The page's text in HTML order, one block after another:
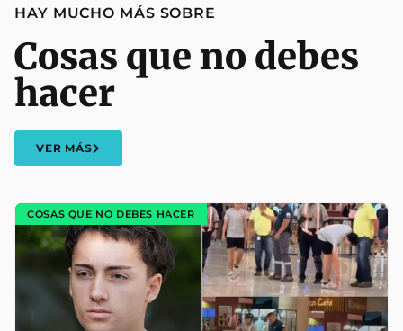
HAY MUCHO MÁS SOBRE
Cosas que no debes
hacer
VER MÁS
COSAS QUE NO DEBES HACER